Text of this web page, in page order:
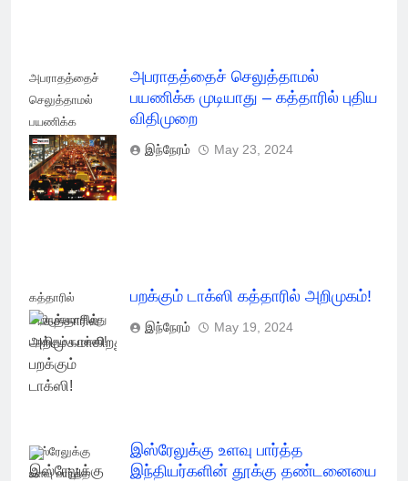
அபராதத்தைச்
செலுத்தாமல்
பயணிக்க
முடியாது -
கத்தாரில் புதிய
விதிமுறை
அபராதத்தைச் செலுத்தாமல்
பயணிக்க முடியாது – கத்தாரில் புதிய
விதிமுறை
இந்நேரம் May 23, 2024
கத்தாரில்
அறிமுகமாகிறது
பறக்கும் டாக்ஸி!
பறக்கும் டாக்ஸி கத்தாரில் அறிமுகம்!
இந்நேரம் May 19, 2024
இஸ்ரேலுக்கு
உளவு பார்த்த
இஸ்ரேலுக்கு உளவு பார்த்த
இந்தியர்களின் தூக்கு தண்டனையை